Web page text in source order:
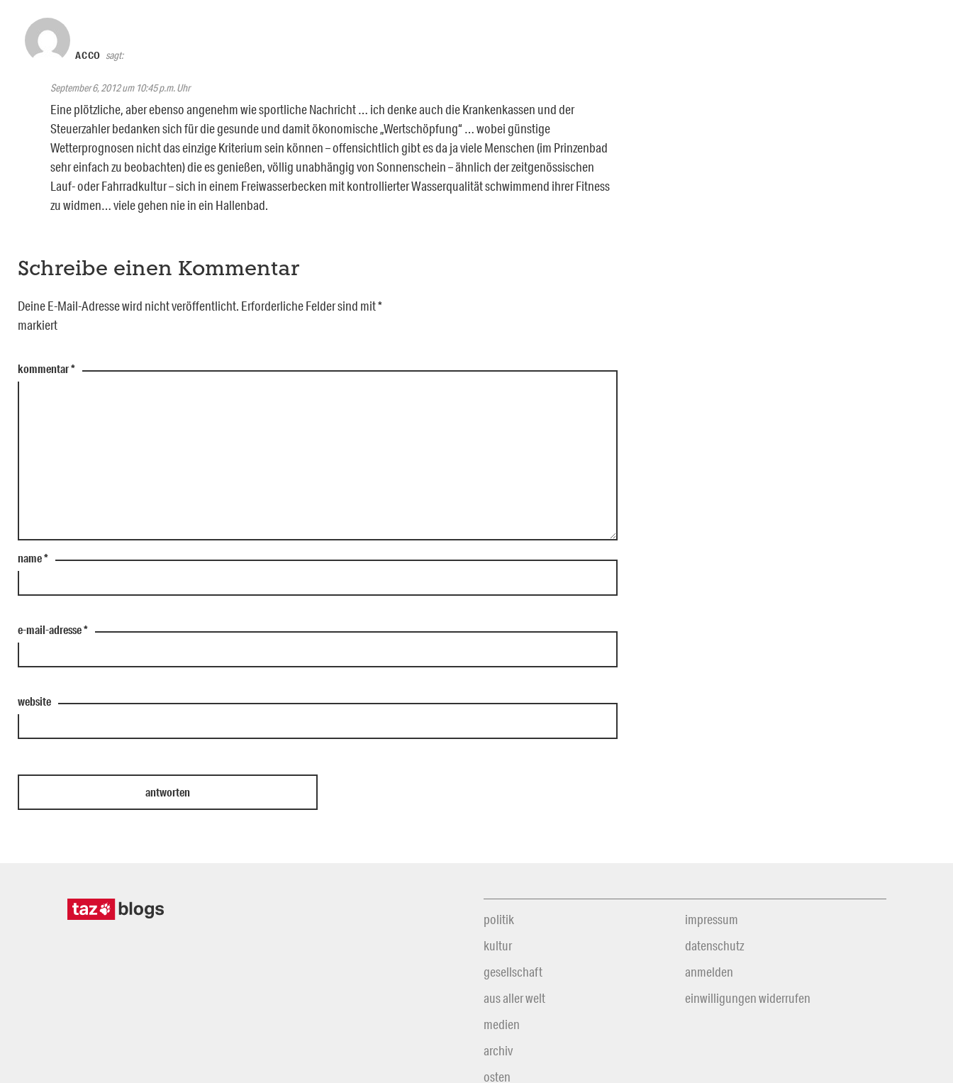
ACCO sagt:
September 6, 2012 um 10:45 p.m. Uhr
Eine plötzliche, aber ebenso angenehm wie sportliche Nachricht … ich denke auch die Krankenkassen und der
Steuerzahler bedanken sich für die gesunde und damit ökonomische „Wertschöpfung“ … wobei günstige
Wetterprognosen nicht das einzige Kriterium sein können – offensichtlich gibt es da ja viele Menschen (im Prinzenbad
sehr einfach zu beobachten) die es genießen, völlig unabhängig von Sonnenschein – ähnlich der zeitgenössischen
Lauf- oder Fahrradkultur – sich in einem Freiwasserbecken mit kontrollierter Wasserqualität schwimmend ihrer Fitness
zu widmen… viele gehen nie in ein Hallenbad.
Schreibe einen Kommentar
Deine E-Mail-Adresse wird nicht veröffentlicht. Erforderliche Felder sind mit*
markiert
kommentar*
name*
e-mail-adresse*
website
politik
kultur
gesellschaft
aus aller welt
medien
archiv
osten
impressum
datenschutz
anmelden
einwilligungen widerrufen